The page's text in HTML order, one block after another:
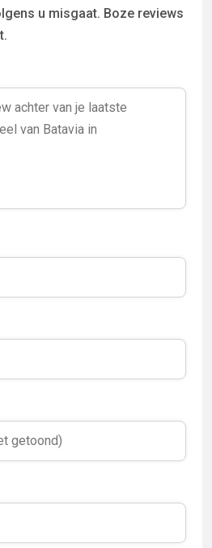
u misgaat. Boze reviews